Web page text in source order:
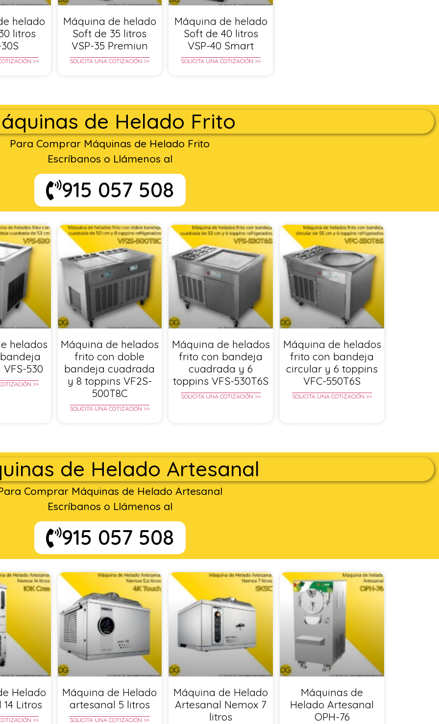
helado
litros
>>
Máquina de helado
Soft de 35 litros
VSP-35 Premiun
SOLICITA UNA COTIZACIÓN >>
Máquina de helado
Soft de 40 litros
VSP-40 Smart
SOLICITA UNA COTIZACIÓN >>
de Helado Frito
Para Comprar Máquinas de Helado Frito
Escríbanos o Llámenos al
915 057 508
helados
530
>>
Máquina de helados
frito con doble
bandeja cuadrada
y 8 toppins VF2S-
500T8C
SOLICITA UNA COTIZACIÓN >>
Máquina de helados
frito con bandeja
cuadrada y 6
toppins VFS-530T6S
SOLICITA UNA COTIZACIÓN >>
Máquina de helados
frito con bandeja
circular y 6 toppins
VFC-550T6S
SOLICITA UNA COTIZACIÓN >>
de Helado Artesanal
Comprar Máquinas de Helado Artesanal
Escríbanos o Llámenos al
915 057 508
Helado
Litros
>>
Máquina de Helado
artesanal 5 litros
SOLICITA UNA COTIZACIÓN >>
Máquina de Helado
Artesanal Nemox 7
litros
Máquinas de
Helado Artesanal
OPH-76